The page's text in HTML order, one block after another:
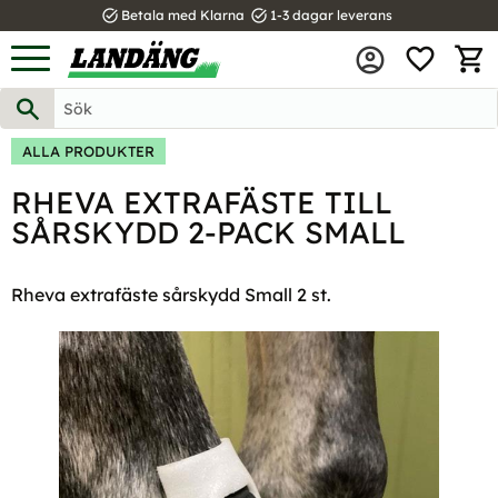
Meny
task_alt Betala med Klarna task_alt 1-3 dagar leverans
ALLA PRODUKTER
RHEVA EXTRAFÄSTE TILL
SÅRSKYDD 2-PACK SMALL
Rheva extrafäste sårskydd Small 2 st.